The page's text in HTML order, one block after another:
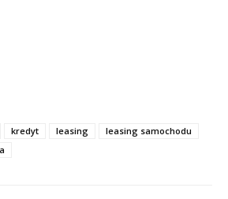
kredyt leasing
leasing samochodu